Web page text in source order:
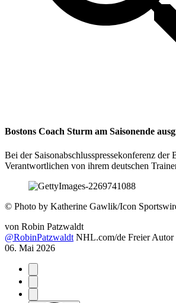
Bostons Coach Sturm am Saisonende
Bei der Saisonabschlusspressekonferenz der
Verantwortlichen von ihrem deutschen
© Photo by Katherine Gawlik/Icon
von Robin Patzwaldt
@RobinPatzwaldt NHL.com/de Freier Autor
06. Mai 2026